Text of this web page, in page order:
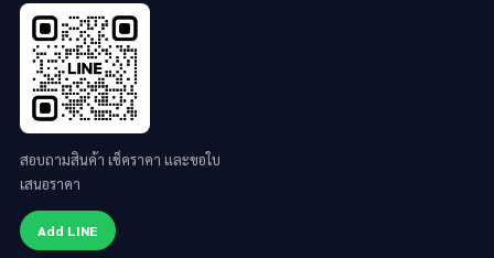
สอบถามสินค้า เช็คราคา และขอใบ
เสนอราคา
Add LINE